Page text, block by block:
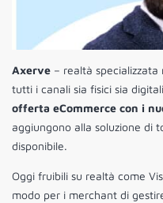
Axerve – realtà specializzata
tutti i canali sia fisici sia
offerta eCommerce con i
aggiungono alla soluzione di
disponibile.
Oggi fruibili su realtà come
modo per i merchant di